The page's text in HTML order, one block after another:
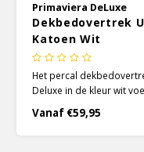
Primaviera DeLuxe
Dekbedovertrek
Katoen Wit
Het percal
Deluxe in de kleur wit
prachtige percal
gemaakt van 100%
Vanaf €59,95